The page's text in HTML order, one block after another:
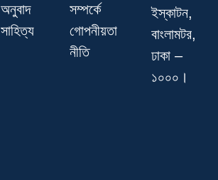
অনুবাদ
সাহিত্য
সম্পর্কে
গোপনীয়তা
নীতি
ইস্কাটন,
বাংলামটর,
ঢাকা –
১০০০।